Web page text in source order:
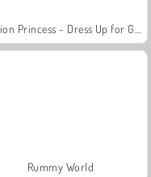
Rummy World